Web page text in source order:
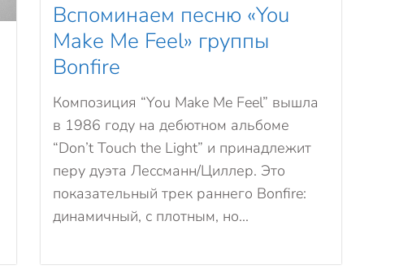
Вспоминаем песню «You
Make Me Feel» группы
Bonfire
Композиция “You Make Me Feel” вышла
в 1986 году на дебютном альбоме
“Don’t Touch the Light” и принадлежит
перу дуэта Лессманн/Циллер. Это
показательный трек раннего Bonfire:
динамичный, с плотным, но...